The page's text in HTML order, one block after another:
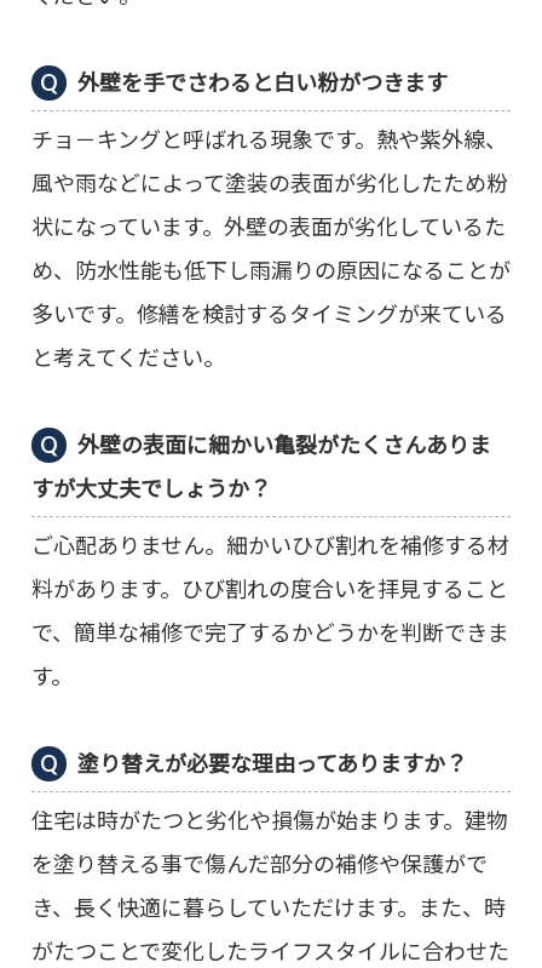
外壁を手でさわると白い粉がつきます
チョ－キングと呼ばれる現象です。熱や紫外線、
風や雨などによって塗装の表面が劣化したため粉
状になっています。外壁の表面が劣化しているた
め、防水性能も低下し雨漏りの原因になることが
多いです。修繕を検討するタイミングが来ている
と考えてください。
外壁の表面に細かい亀裂がたくさんありま
すが大丈夫でしょうか？
ご心配ありません。細かいひび割れを補修する材
料があります。ひび割れの度合いを拝見すること
で、簡単な補修で完了するかどうかを判断できま
す。
塗り替えが必要な理由ってありますか？
住宅は時がたつと劣化や損傷が始まります。建物
を塗り替える事で傷んだ部分の補修や保護がで
き、長く快適に暮らしていただけます。また、時
がたつことで変化したライフスタイルに合わせた